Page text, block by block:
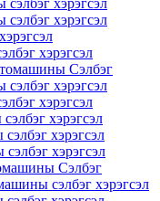
хэрэгсэл
хэрэгсэл
хэрэгсэл
Сэлбэг
хэрэгсэл
хэрэгсэл
хэрэгсэл
хэрэгсэл
хэрэгсэл
Сэлбэг
сэлбэг хэрэгсэл